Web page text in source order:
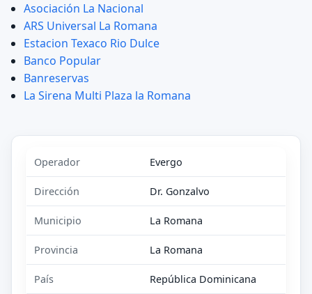
Asociación La Nacional
ARS Universal La Romana
Estacion Texaco Rio Dulce
Banco Popular
Banreservas
La Sirena Multi Plaza la Romana
Operador Evergo
Dirección Dr. Gonzalvo
Municipio La Romana
Provincia La Romana
País República Dominicana